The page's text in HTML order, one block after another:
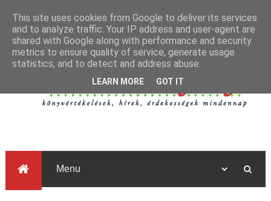
This site uses cookies from Google to deliver its services
and to analyze traffic. Your IP address and user-agent are
shared with Google along with performance and security
metrics to ensure quality of service, generate usage
statistics, and to detect and address abuse.
LEARN MORE GOT IT